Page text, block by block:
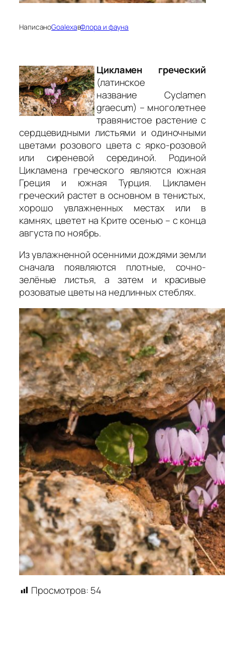
НаписаноGoalexaвФлора и фауна
Цикламен греческий
(латинское
название Cyclamen
graecum) – многолетнее
травянистое растение с
сердцевидными листьями и одиночными
цветами розового цвета с ярко-розовой
или сиреневой серединой. Родиной
Цикламена греческого являются южная
Греция и южная Турция. Цикламен
греческий растет в основном в тенистых,
хорошо увлажненных местах или в
камнях, цветет на Крите осенью – с конца
августа по ноябрь.
Из увлажненной осенними дождями земли
сначала появляются плотные, сочно-
зелёные листья, а затем и красивые
розоватые цветы на недлинных стеблях.
Просмотров: 54